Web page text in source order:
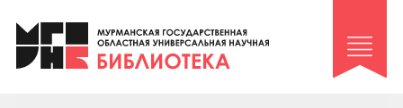
Клуб «Гиря и сельдерей»
Клуб «Семейный архив»